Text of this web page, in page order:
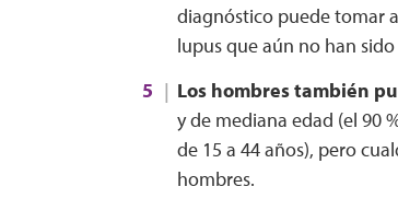
diagnóstico puede tomar
lupus que aún no han
Los hombres también
y de mediana edad (el 90
de 15 a 44 años), pero
hombres.